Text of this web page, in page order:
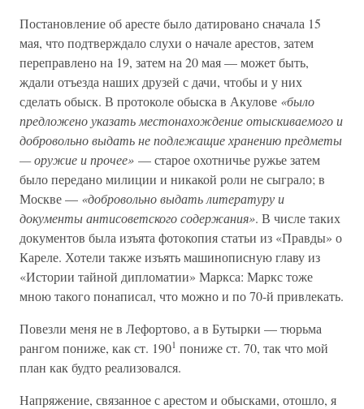
Постановление об аресте было датировано сначала 15
мая, что подтверждало слухи о начале арестов, затем
переправлено на 19, затем на 20 мая — может быть,
ждали отъезда наших друзей с дачи, чтобы и у них
сделать обыск. В протоколе обыска в Акулове «было
предложено указать местонахождение отыскиваемого и
добровольно выдать не подлежащие хранению предметы
— оружие и прочее» — старое охотничье ружье затем
было передано милиции и никакой роли не сыграло; в
Москве — «добровольно выдать литературу и
документы антисоветского содержания». В числе таких
документов была изъята фотокопия статьи из «Правды» о
Кареле. Хотели также изъять машинописную главу из
«Истории тайной дипломатии» Маркса: Маркс тоже
мною такого понаписал, что можно и по 70-й привлекать.
Повезли меня не в Лефортово, а в Бутырки — тюрьма
рангом пониже, как ст. 1901 пониже ст. 70, так что мой
план как будто реализовался.
Напряжение, связанное с арестом и обысками, отошло, я